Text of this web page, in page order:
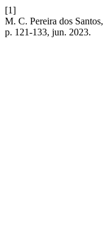
[1]
M. C. Pereira dos
p. 121-133, jun. 2023.